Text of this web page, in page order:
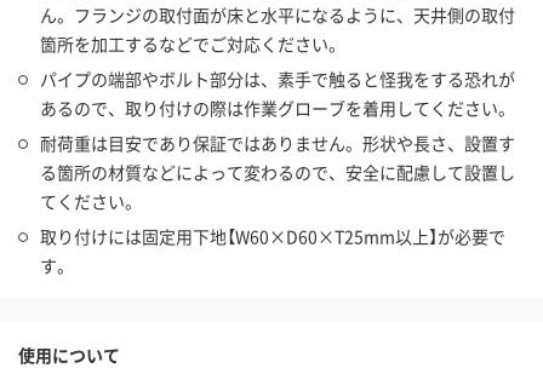
ん。フランジの取付面が床と水平になるように、天井側の取付
箇所を加工するなどでご対応ください。
パイプの端部やボルト部分は、素手で触ると怪我をする恐れが
あるので、取り付けの際は作業グローブを着用してください。
耐荷重は目安であり保証ではありません。形状や長さ、設置す
る箇所の材質などによって変わるので、安全に配慮して設置し
てください。
取り付けには固定用下地【W60×D60×T25mm以上】が必要で
す。
使用について